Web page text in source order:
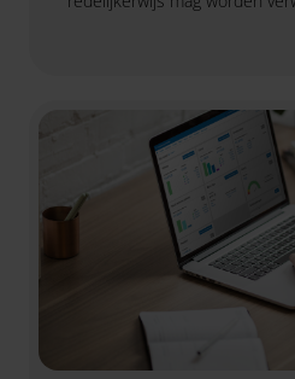
aan de looneis wordt